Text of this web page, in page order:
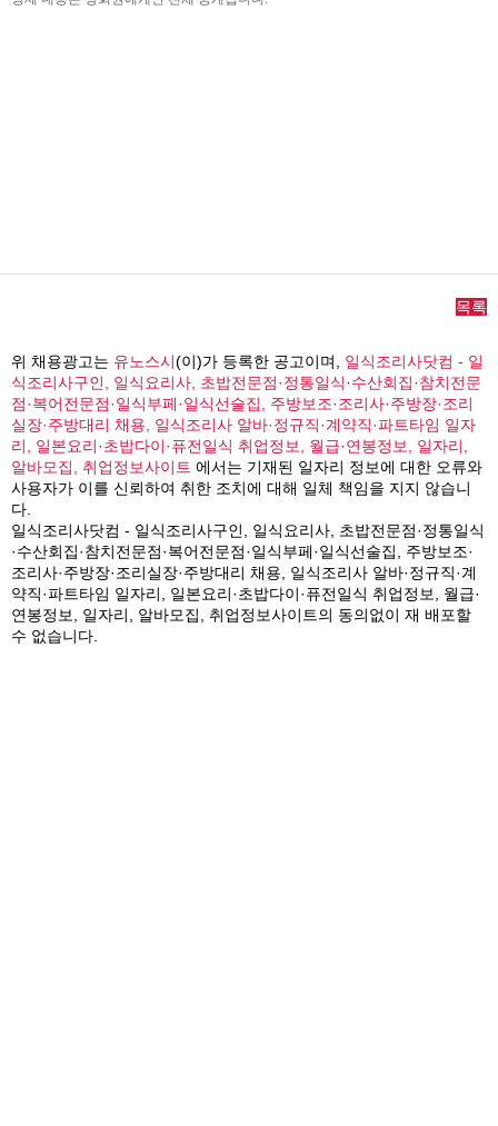
목록
위 채용광고는 유노스시(이)가 등록한 공고이며, 일식조리사닷컴 - 일
식조리사구인, 일식요리사, 초밥전문점·정통일식·수산회집·참치전문
점·복어전문점·일식부페·일식선술집, 주방보조·조리사·주방장·조리
실장·주방대리 채용, 일식조리사 알바·정규직·계약직·파트타임 일자
리, 일본요리·초밥다이·퓨전일식 취업정보, 월급·연봉정보, 일자리,
알바모집, 취업정보사이트 에서는 기재된 일자리 정보에 대한 오류와
사용자가 이를 신뢰하여 취한 조치에 대해 일체 책임을 지지 않습니
다.
일식조리사닷컴 - 일식조리사구인, 일식요리사, 초밥전문점·정통일식
·수산회집·참치전문점·복어전문점·일식부페·일식선술집, 주방보조·
조리사·주방장·조리실장·주방대리 채용, 일식조리사 알바·정규직·계
약직·파트타임 일자리, 일본요리·초밥다이·퓨전일식 취업정보, 월급·
연봉정보, 일자리, 알바모집, 취업정보사이트의 동의없이 재 배포할
수 없습니다.